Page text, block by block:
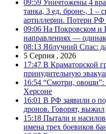
09:59 Уничтожены 4
танка, 3 ед. броне-, 1 –
артиллерии. Потери
09:06 На Покровском и
направлениях —
08:13 Яблучний Спас:
5 Серпня , 2026
17:47 В Краматорской
принудительную
16:54 “Смотри, овощи”:
Херсоне
16:01 В РФ заявили о
дронов. Говорят, выжил
15:18 Пытали и
имена трех боевиков